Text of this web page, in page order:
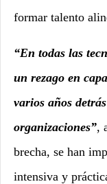
formar talento
“En todas las
un rezago en
varios años
organizaciones”,
brecha, se han
intensiva y